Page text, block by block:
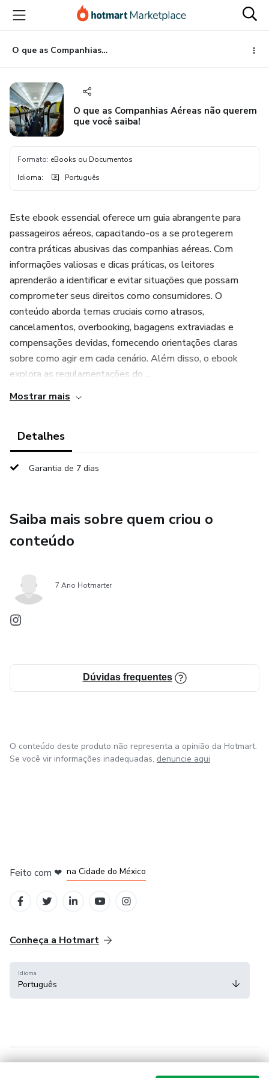
para
conteúdo
principal
para
pagamento
para
rodapé
O que as Companhias Aéreas não querem que você saiba!
O que as Companhias Aéreas não querem
que você saiba!
Formato: eBooks ou Documentos
Idioma: Português
Este ebook essencial oferece um guia abrangente para
passageiros aéreos, capacitando-os a se protegerem
contra práticas abusivas das companhias aéreas. Com
informações valiosas e dicas práticas, os leitores
aprenderão a identificar e evitar situações que possam
comprometer seus direitos como consumidores. O
conteúdo aborda temas cruciais como atrasos,
cancelamentos, overbooking, bagagens extraviadas e
compensações devidas, fornecendo orientações claras
sobre como agir em cada cenário. Além disso, o ebook
explora as regulamentações do ...
Mostrar mais
Detalhes
Garantia de 7 dias
Saiba mais sobre quem criou o
conteúdo
7 Ano Hotmarter
Dúvidas frequentes
O conteúdo deste produto não representa a opinião da Hotmart.
Se você vir informações inadequadas, denuncie aqui
Feito com ❤ na Cidade do México
Conheça a Hotmart
Idioma
Português